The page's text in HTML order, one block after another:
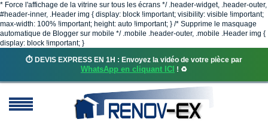
* Force l'affichage de la vitrine sur tous les écrans */ .header-widget, .header-outer,
#header-inner, .Header img { display: block !important; visibility: visible !important;
max-width: 100% !important; height: auto !important; } /* Supprime le masquage
automatique de Blogger sur mobile */ .mobile .header-outer, .mobile .Header img {
display: block !important; }
⏱️ DEVIS EXPRESS EN 1H : Envoyez la vidéo de votre pièce par
WhatsApp en cliquant ICI ! ♻️